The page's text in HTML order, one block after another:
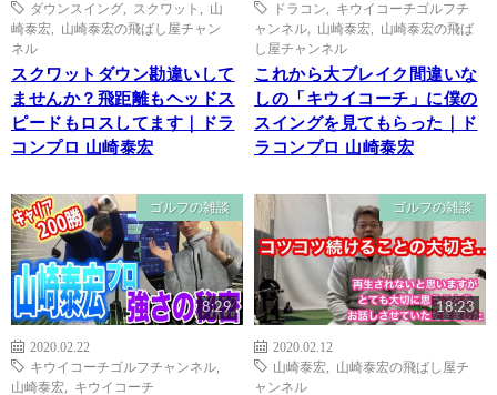
ダウンスイング
スクワット
山
崎泰宏
山崎泰宏の飛ばし屋チャン
ネル
スクワットダウン勘違いして
ませんか？飛距離もヘッドス
ピードもロスしてます｜ドラ
コンプロ 山崎泰宏
ドラコン
キウイコーチゴルフチ
ャンネル
山崎泰宏
山崎泰宏の飛ば
し屋チャンネル
これから大ブレイク間違いな
しの「キウイコーチ」に僕の
スイングを見てもらった｜ド
ラコンプロ 山崎泰宏
ゴルフの雑談
8:29
2020.02.22
キウイコーチゴルフチャンネル
山崎泰宏
キウイコーチ
ゴルフの雑談
18:23
2020.02.12
山崎泰宏
山崎泰宏の飛ばし屋チ
ャンネル